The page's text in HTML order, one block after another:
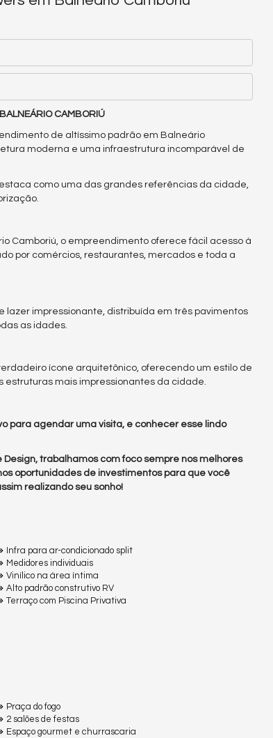
CAMBORIÚ
de altíssimo padrão em Balneário
moderna e uma infraestrutura incomparável de
como uma das grandes referências da cidade,
Camboriú, o empreendimento oferece fácil acesso à
por comércios, restaurantes, mercados e toda a
lazer impressionante, distribuída em três pavimentos
as idades.
ícone arquitetônico, oferecendo um estilo de
estruturas mais impressionantes da cidade.
para agendar uma visita, e conhecer esse lindo
Design, trabalhamos com foco sempre nos melhores
oportunidades de investimentos para que você
realizando seu sonho!
Infra para ar-condicionado split
Medidores individuais
Vinílico na área íntima
Alto padrão construtivo RV
Terraço com Piscina Privativa
Praça do fogo
2 salões de festas
Espaço gourmet e churrascaria